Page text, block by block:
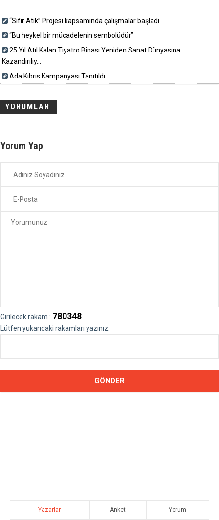
“Sıfır Atık” Projesi kapsamında çalışmalar başladı
“Bu heykel bir mücadelenin sembolüdür”
25 Yıl Atıl Kalan Tiyatro Binası Yeniden Sanat Dünyasına
Kazandırılıy...
Ada Kıbrıs Kampanyası Tanıtıldı
YORUMLAR
Yorum Yap
Girilecek rakam : 780348
Lütfen yukarıdaki rakamları yazınız.
Yazarlar Anket Yorum